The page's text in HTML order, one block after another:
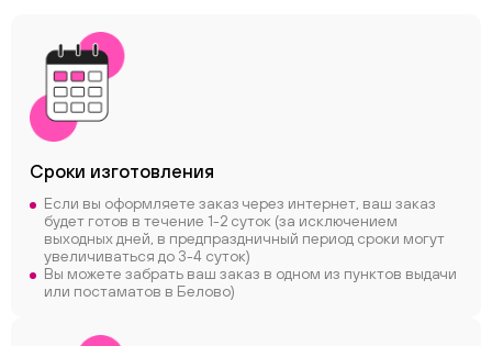
Сроки изготовления
Если вы оформляете заказ через интернет, ваш заказ
будет готов в течение 1-2 суток (за исключением
выходных дней, в предпраздничный период сроки могут
увеличиваться до 3-4 суток)
Вы можете забрать ваш заказ в одном из пунктов выдачи
или постаматов в Белово)